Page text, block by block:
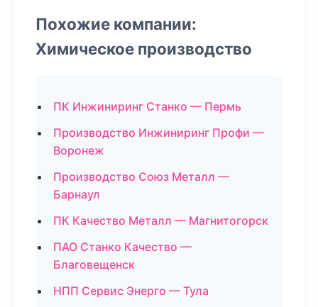
Похожие компании:
Химическое производство
ПК Инжиниринг Станко — Пермь
Производство Инжиниринг Профи —
Воронеж
Производство Союз Металл —
Барнаул
ПК Качество Металл — Магнитогорск
ПАО Станко Качество —
Благовещенск
НПП Сервис Энерго — Тула